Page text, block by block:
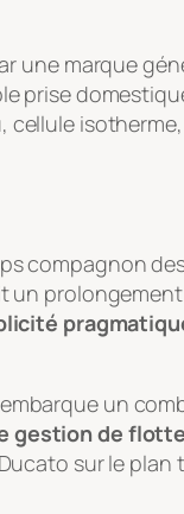
une marque
prise
compagnon
un
un
gestion de flotte
sur le